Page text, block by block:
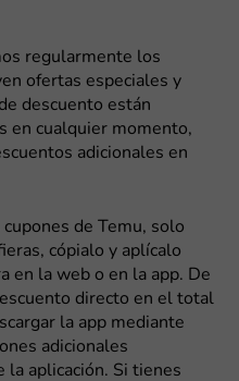
regularmente los
ofertas especiales y
descuento están
en cualquier momento,
adicionales en
de Temu, solo
cópialo y aplícalo
en la web o en la app. De
directo en el total
la app mediante
adicionales
la aplicación. Si tienes